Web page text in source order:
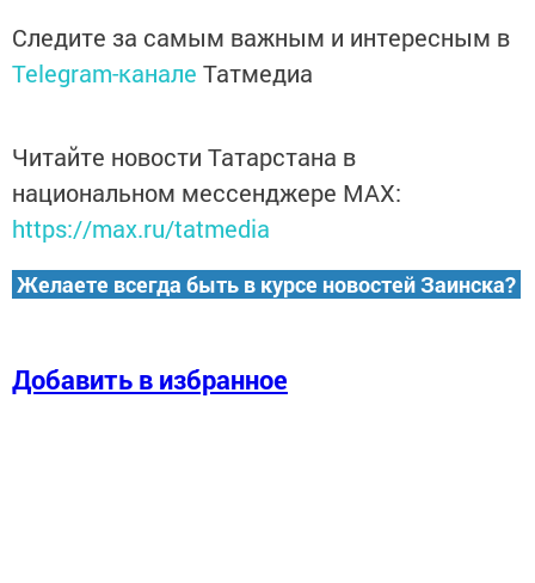
Следите за самым важным и интересным в
Telegram-канале Татмедиа
Читайте новости Татарстана в
национальном мессенджере MАХ:
https://max.ru/tatmedia
Желаете всегда быть в курсе новостей Заинска?
Добавить в избранное